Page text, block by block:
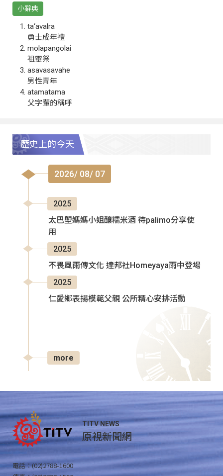
小辭典
ta‘avalra
勇士成年禮
molapangolai
祖靈祭
asavasavahe
男性青年
atamatama
父字輩的稱呼
歷史上的今天
2026/ 08/ 07
2025
太巴塱媽媽小姐釀糯米酒 待palimo分享使
用
2025
不畏風雨傳文化 達邦社Homeyaya雨中登場
2025
仁愛鄉表揚模範父親 公所精心安排活動
more
TITV NEWS
原視新聞網
電話：(02)2788-1600